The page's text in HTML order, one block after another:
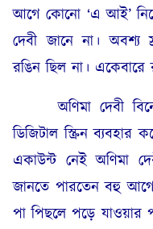
আগে কোনো ‘এ আই’
দেবী জানে না। অবশ্য
রঙিন ছিল না। একেবারে
অণিমা দেবী
ডিজিটাল স্ক্রিন
একাউন্ট নেই অণিমা
জানতে পারতেন বহু
পা পিছলে পড়ে যাওয়ার